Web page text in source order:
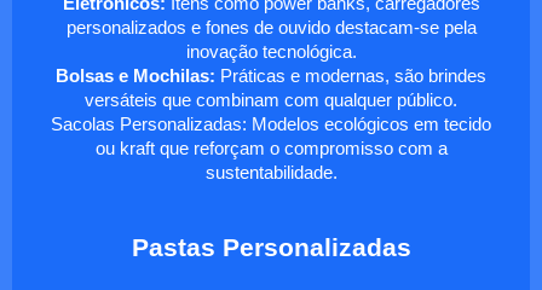
Eletrônicos: Itens como power banks, carregadores
personalizados e fones de ouvido destacam-se pela
inovação tecnológica.
Bolsas e Mochilas: Práticas e modernas, são brindes
versáteis que combinam com qualquer público.
Sacolas Personalizadas: Modelos ecológicos em tecido
ou kraft que reforçam o compromisso com a
sustentabilidade.
Pastas Personalizadas